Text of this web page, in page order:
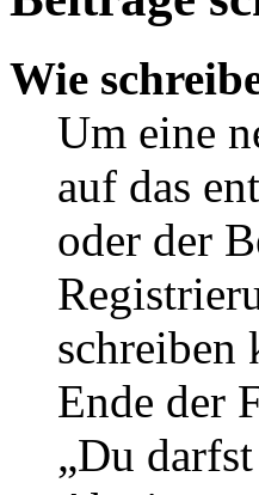
Wie
Um eine
auf das
oder der
schreiben
Ende der
„Du